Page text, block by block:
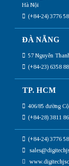
Hà Nội
(+84-24) 3776
ĐÀ NẴNG
57 Nguyễn
(+84-23) 6358
TP. HCM
406/85 đường
(+84-28) 3811
(+84-24) 3776